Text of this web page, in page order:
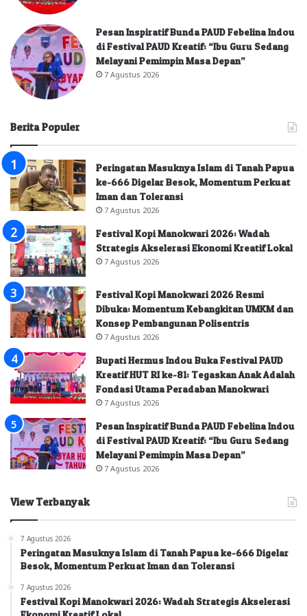
Pesan Inspiratif Bunda PAUD Febelina Indou
di Festival PAUD Kreatif: “Ibu Guru Sedang
Melayani Pemimpin Masa Depan”
7 Agustus 2026
Berita Populer
Peringatan Masuknya Islam di Tanah Papua
ke-666 Digelar Besok, Momentum Perkuat
Iman dan Toleransi
7 Agustus 2026
Festival Kopi Manokwari 2026: Wadah
Strategis Akselerasi Ekonomi Kreatif Lokal
7 Agustus 2026
Festival Kopi Manokwari 2026 Resmi
Dibuka: Momentum Kebangkitan UMKM dan
Konsep Pembangunan Polisentris
7 Agustus 2026
Bupati Hermus Indou Buka Festival PAUD
Kreatif HUT RI ke-81: Tegaskan Anak Adalah
Fondasi Utama Peradaban Manokwari
7 Agustus 2026
Pesan Inspiratif Bunda PAUD Febelina Indou
di Festival PAUD Kreatif: “Ibu Guru Sedang
Melayani Pemimpin Masa Depan”
7 Agustus 2026
View Terbanyak
7 Agustus 2026
Peringatan Masuknya Islam di Tanah Papua ke-666 Digelar
Besok, Momentum Perkuat Iman dan Toleransi
7 Agustus 2026
Festival Kopi Manokwari 2026: Wadah Strategis Akselerasi